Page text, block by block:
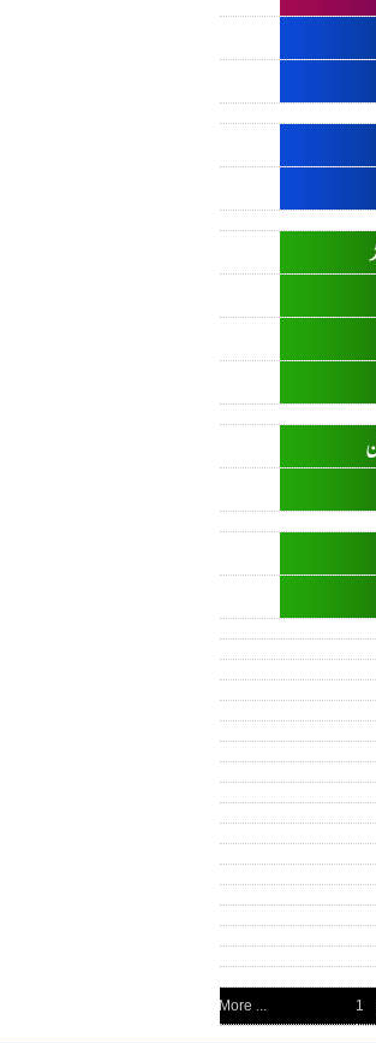
More ... 1